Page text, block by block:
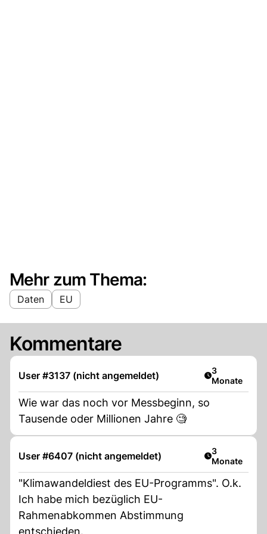
Mehr zum Thema:
Daten EU
Kommentare
User #3137 (nicht angemeldet) Artikel
3
Monate
Wie war das noch vor Messbeginn, so
Tausende oder Millionen Jahre 🧐
User #6407 (nicht angemeldet) Artikel
3
Monate
"Klimawandeldiest des EU-Programms". O.k.
Ich habe mich bezüglich EU-
Rahmenabkommen Abstimmung
entschieden.